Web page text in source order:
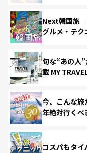
Next韓国旅
グルメ・テク
旬な“あの人
載 MY
今、こんな
年絶対行くべ
コスパもタ